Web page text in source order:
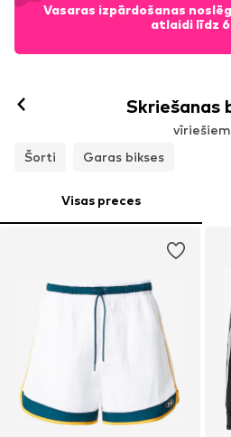
Vasaras izpārdošanas
atlaidi līdz
Skriešanas
vīriešiem
Šorti
Garas bikses
Visas preces